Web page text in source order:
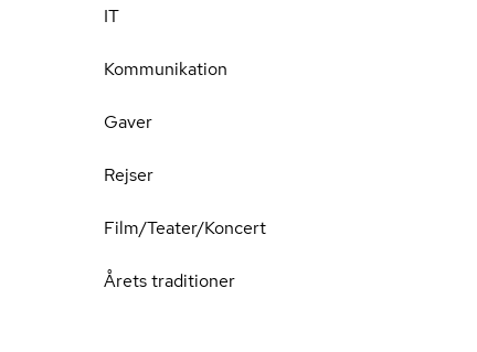
IT
Kommunikation
Gaver
Rejser
Film/Teater/Koncert
Årets traditioner